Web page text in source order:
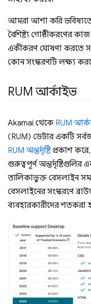
আমরা আশা করি
বৈশিষ্ট্য গোষ্ঠীকরণের
একীকরণ ঘোষণা করতে
কোন সংস্করণটি লক্ষ্য
RUM আর্কাইভ
Akamai থেকে RUM
(RUM) ডেটার একটি
RUM অন্তর্দৃষ্টিপ্রকাশ করে,
গুরুত্বপূর্ণ অন্তর্দৃষ্টিগুলির
তালিকাভুক্ত বেসলাইন
বেসলাইনের সংস্করণে
ব্যবহারকারীদের শতকরা